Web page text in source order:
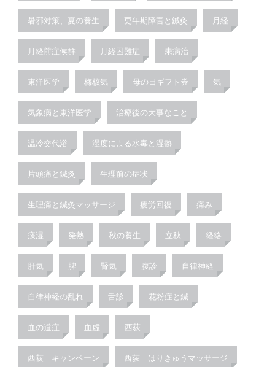
暑邪対策、夏の養生 更年期障害と鍼灸 月経
月経前症候群 月経困難症 未病治
東洋医学 梅核気 母の日ギフト券 気
気象病と東洋医学 治療後の大事なこと
温冷交代浴 湿度による水毒と湿熱
片頭痛と鍼灸 生理前の症状
生理痛と鍼灸マッサージ 疲労回復 痛み
痰湿 発熱 秋の養生 立秋 経絡
肝気 脾 腎気 腹診 自律神経
自律神経の乱れ 舌診 花粉症と鍼
血の道症 血虚 西荻
西荻 キャンペーン 西荻 はりきゅうマッサージ